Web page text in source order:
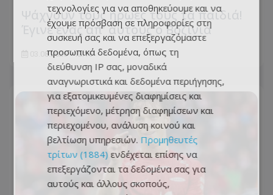
Ψάχνουν τους ήρωες τους τα παιδιά!
Έγινε ένας απ' αυτούς ο Βοζίνια
03.08.2026 - 12:15
τεχνολογίες για να αποθηκεύουμε και να
έχουμε πρόσβαση σε πληροφορίες στη
συσκευή σας και να επεξεργαζόμαστε
προσωπικά δεδομένα, όπως τη
διεύθυνση IP σας, μοναδικά
αναγνωριστικά και δεδομένα περιήγησης,
για εξατομικευμένες διαφημίσεις και
περιεχόμενο, μέτρηση διαφημίσεων και
περιεχομένου, ανάλυση κοινού και
βελτίωση υπηρεσιών. Προμηθευτές
τρίτων (1884) ενδέχεται επίσης να
επεξεργάζονται τα δεδομένα σας για
αυτούς και άλλους σκοπούς,